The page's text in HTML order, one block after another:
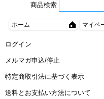
商品検索
ホーム マイペ
ログイン
メルマガ申込/停止
特定商取引法に基づく表示
送料とお支払い方法について